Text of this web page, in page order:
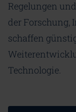
Regelungen
der Forschung,
schaffen
Technologie.